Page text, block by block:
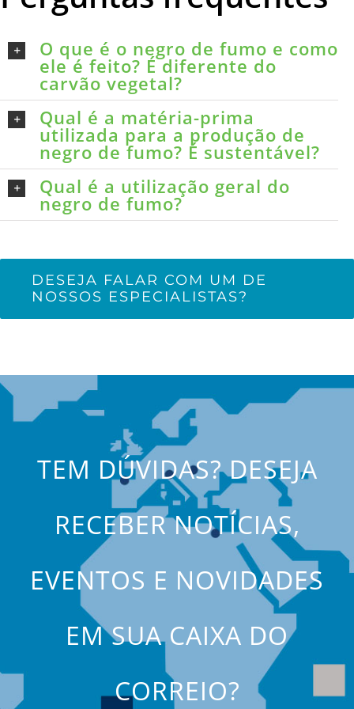
O que é o negro de fumo e como
ele é feito? É diferente do
carvão vegetal?
Qual é a matéria-prima
utilizada para a produção de
negro de fumo? É sustentável?
Qual é a utilização geral do
negro de fumo?
DESEJA FALAR COM UM DE
NOSSOS ESPECIALISTAS?
TEM DÚVIDAS? DESEJA
RECEBER NOTÍCIAS,
EVENTOS E NOVIDADES
EM SUA CAIXA DO
CORREIO?